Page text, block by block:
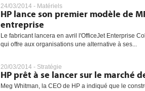
24/03/2014 - Matériels
HP lance son premier modèle de
entreprise
Le fabricant lancera en avril l'OfficeJet Enterprise
qui offre aux organisations une alternative à ses...
20/03/2014 - Stratégie
HP prêt à se lancer sur le marché
Meg Whitman, la CEO de HP a indiqué que le